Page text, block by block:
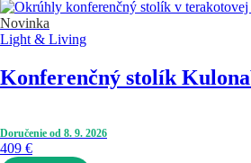
Novinka
Light & Living
Konferenčný stolík Kulona
Doručenie od 8. 9. 2026
409 €